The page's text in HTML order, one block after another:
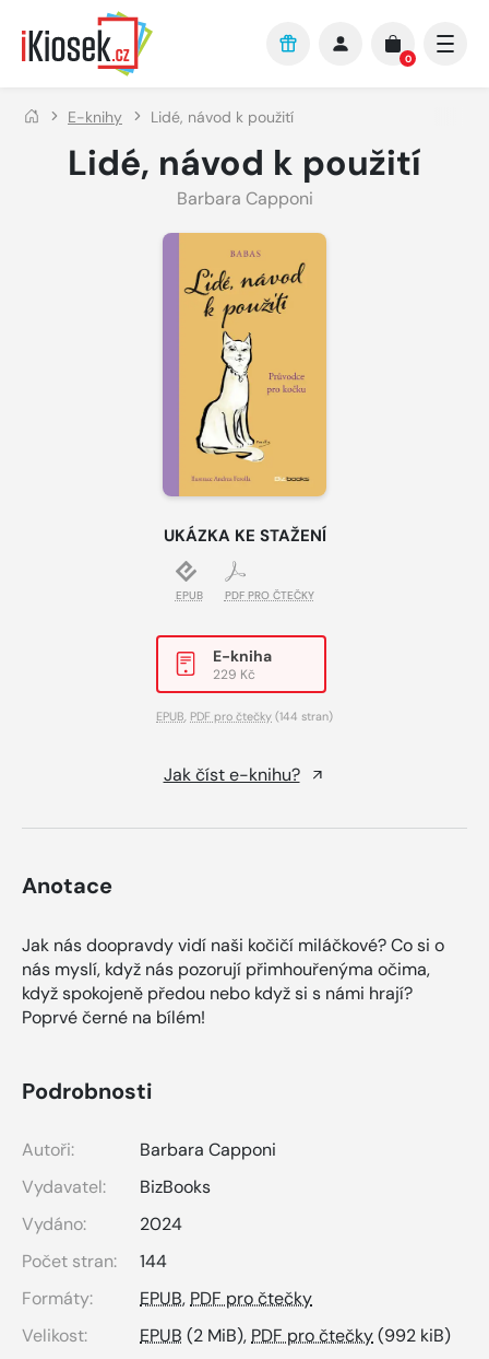
Přejít na hlavní obsah
0
E-knihy Lidé, návod k použití
Lidé, návod k použití
Barbara Capponi
UKÁZKA KE STAŽENÍ
EPUB PDF PRO ČTEČKY
E-kniha
229 Kč
EPUB PDF pro čtečky (144 stran)
Jak číst e-knihu?
Anotace
Jak nás doopravdy vidí naši kočičí miláčkové? Co si o
nás myslí, když nás pozorují přimhouřenýma očima,
když spokojeně předou nebo když si s námi hrají?
Poprvé černé na bílém!
Podrobnosti
Autoři:
Barbara Capponi
Vydavatel:
BizBooks
Vydáno:
2024
Počet stran:
144
Formáty:
EPUB, PDF pro čtečky
Velikost:
EPUB (2 MiB), PDF pro čtečky(992 kiB)